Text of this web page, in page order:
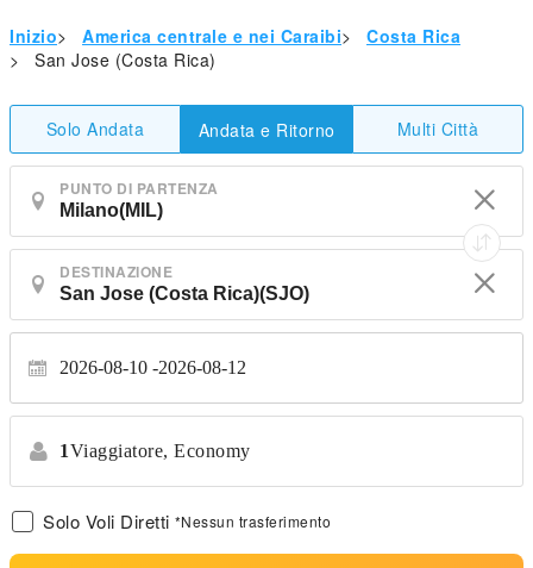
Inizio> America centrale e nei Caraibi>
Costa Rica
>
San Jose (Costa Rica)
Solo Andata Andata e Ritorno Multi Città
PUNTO DI PARTENZA
DESTINAZIONE
2026-08-10 2026-08-12
1Viaggiatore, Economy
Solo Voli Diretti *Nessun trasferimento